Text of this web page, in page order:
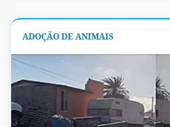
ADOÇÃO DE ANIMAIS